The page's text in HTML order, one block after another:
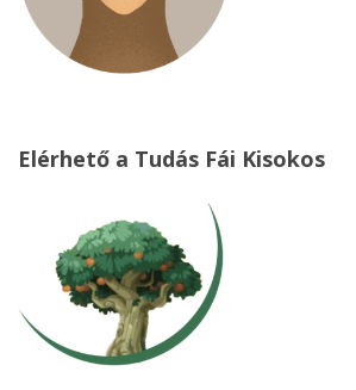
Elérhető a Tudás Fái Kisokos